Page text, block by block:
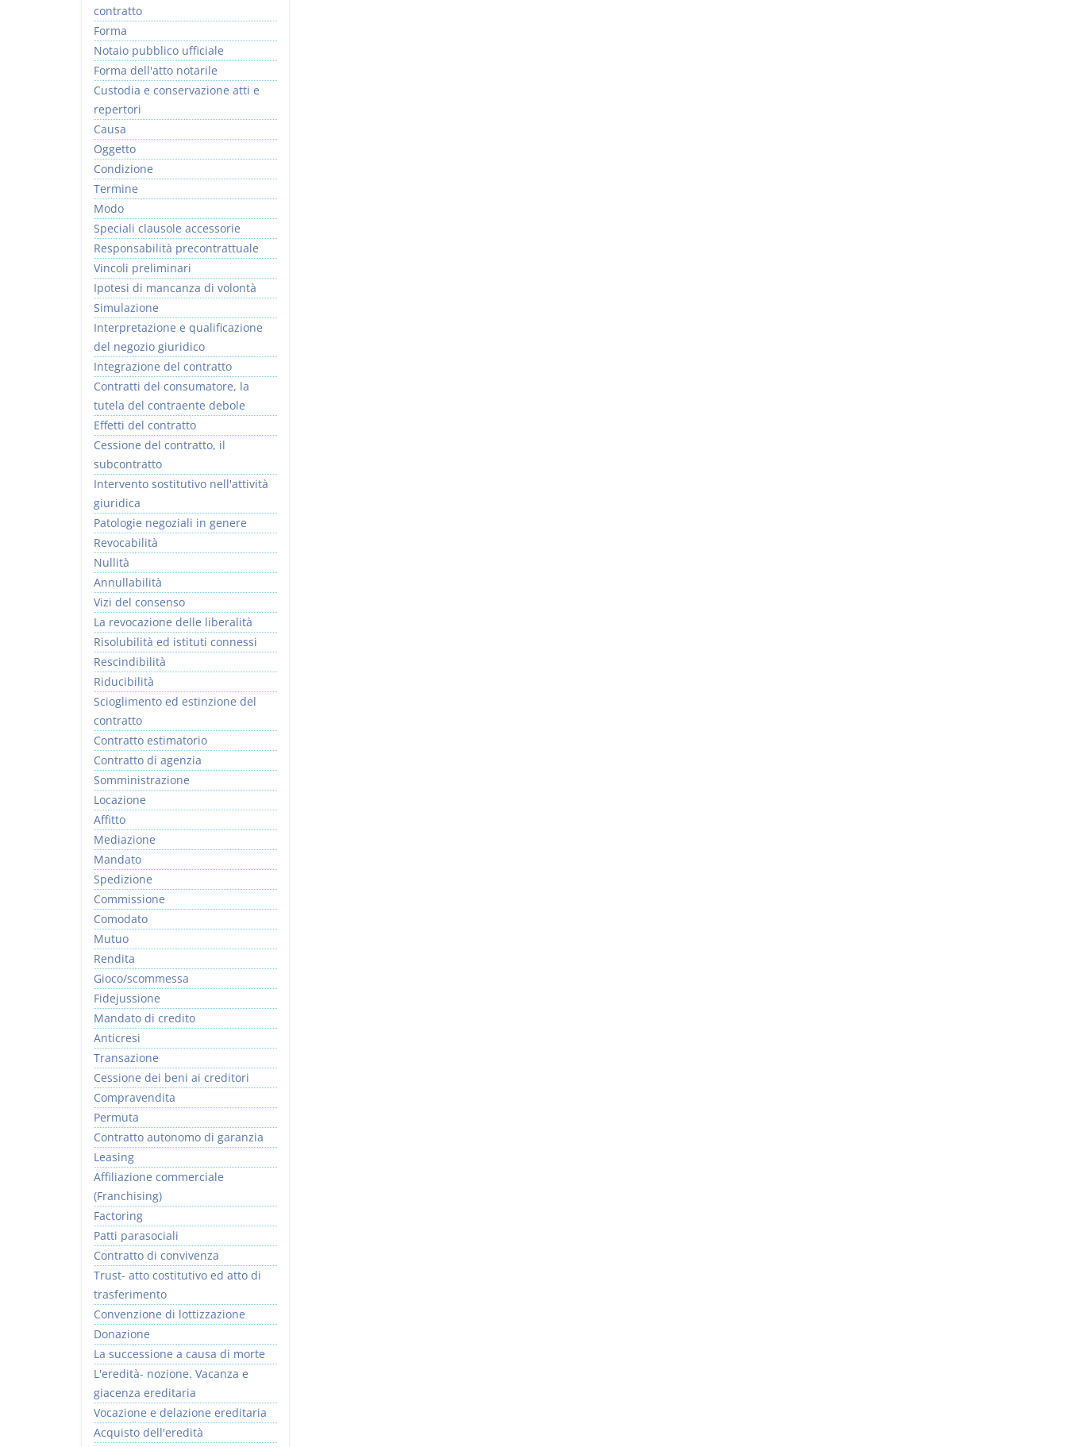
contratto
Forma
Notaio pubblico ufficiale
Forma dell'atto notarile
Custodia e conservazione atti e
repertori
Causa
Oggetto
Condizione
Termine
Modo
Speciali clausole accessorie
Responsabilità precontrattuale
Vincoli preliminari
Ipotesi di mancanza di volontà
Simulazione
Interpretazione e qualificazione
del negozio giuridico
Integrazione del contratto
Contratti del consumatore, la
tutela del contraente debole
Effetti del contratto
Cessione del contratto, il
subcontratto
Intervento sostitutivo nell'attività
giuridica
Patologie negoziali in genere
Revocabilità
Nullità
Annullabilità
Vizi del consenso
La revocazione delle liberalità
Risolubilità ed istituti connessi
Rescindibilità
Riducibilità
Scioglimento ed estinzione del
contratto
Contratto estimatorio
Contratto di agenzia
Somministrazione
Locazione
Affitto
Mediazione
Mandato
Spedizione
Commissione
Comodato
Mutuo
Rendita
Gioco/scommessa
Fidejussione
Mandato di credito
Anticresi
Transazione
Cessione dei beni ai creditori
Compravendita
Permuta
Contratto autonomo di garanzia
Leasing
Affiliazione commerciale
(Franchising)
Factoring
Patti parasociali
Contratto di convivenza
Trust- atto costitutivo ed atto di
trasferimento
Convenzione di lottizzazione
Donazione
La successione a causa di morte
L'eredità- nozione. Vacanza e
giacenza ereditaria
Vocazione e delazione ereditaria
Acquisto dell'eredità